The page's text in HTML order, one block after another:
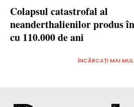
Colapsul catastrofal al
neanderthalienilor produs
cu 110.000 de ani
ÎNCĂRCAȚI MAI